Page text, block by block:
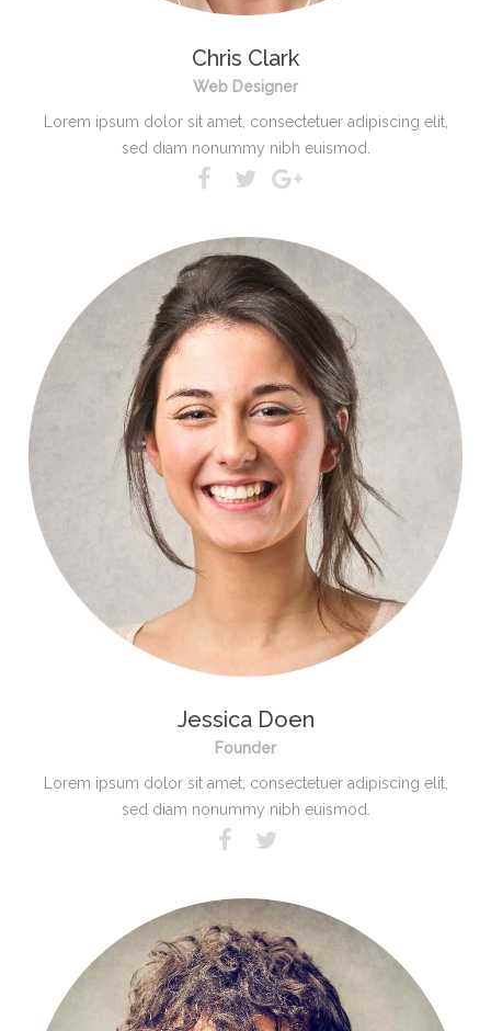
Chris Clark
Web Designer
Lorem ipsum dolor sit amet, consectetuer adipiscing elit,
sed diam nonummy nibh euismod.
Jessica Doen
Founder
Lorem ipsum dolor sit amet, consectetuer adipiscing elit,
sed diam nonummy nibh euismod.